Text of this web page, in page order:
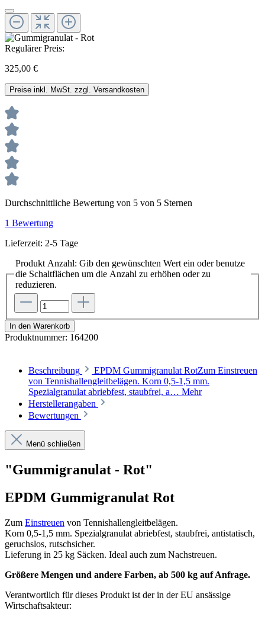
Regulärer Preis:
325,00 €
Preise inkl. MwSt. zzgl. Versandkosten
Durchschnittliche Bewertung von 5 von 5 Sternen
1 Bewertung
Lieferzeit: 2-5 Tage
Produkt Anzahl: Gib den gewünschten Wert ein oder benutze
die Schaltflächen um die Anzahl zu erhöhen oder zu
reduzieren.
In den Warenkorb
Produktnummer: 164200
Beschreibung
EPDM Gummigranulat RotZum Einstreuen
von Tennishallengleitbelägen. Korn 0,5-1,5 mm.
Spezialgranulat abriebfest, staubfrei, a… Mehr
Herstellerangaben
Bewertungen
Menü schließen
"Gummigranulat - Rot"
EPDM Gummigranulat Rot
Zum Einstreuen von Tennishallengleitbelägen.
Korn 0,5-1,5 mm. Spezialgranulat abriebfest, staubfrei, antistatisch,
geruchslos, rutschsicher.
Lieferung in 25 kg Säcken. Ideal auch zum Nachstreuen.
Größere Mengen und andere Farben, ab 500 kg auf Anfrage.
Verantwortlich für dieses Produkt ist der in der EU ansässige
Wirtschaftsakteur: